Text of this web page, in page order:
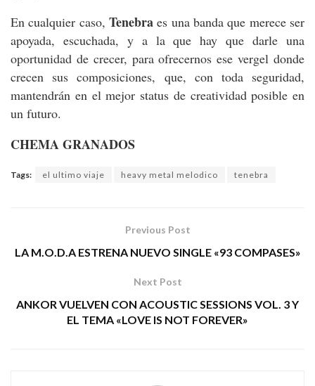
En cualquier caso, Tenebraes una banda que merece ser
apoyada, escuchada, y a la que hay que darle una
oportunidad de crecer, para ofrecernos ese vergel donde
crecen sus composiciones, que, con toda seguridad,
mantendrán en el mejor status de creatividad posible en
un futuro.
CHEMA GRANADOS
Tags: el ultimo viaje heavy metal melodico tenebra
Previous Post
LA M.O.D.A ESTRENA NUEVO SINGLE «93 COMPASES»
Next Post
ANKOR VUELVEN CON ACOUSTIC SESSIONS VOL. 3 Y
EL TEMA «LOVE IS NOT FOREVER»